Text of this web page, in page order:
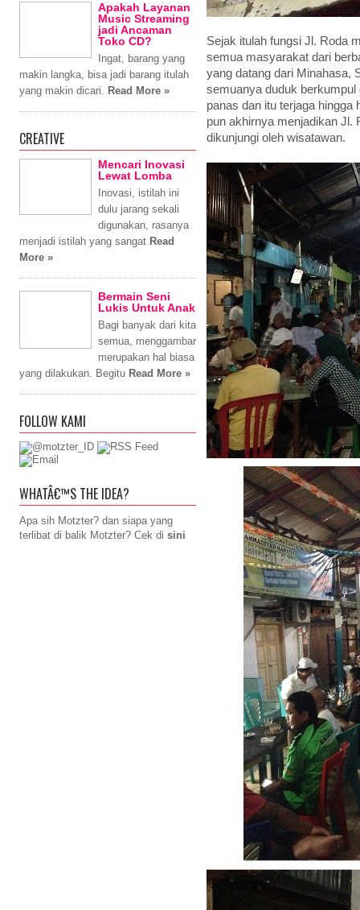
Sejak itulah fungsi Jl. Roda
semua masyarakat dari
yang datang dari Minahasa,
semuanya duduk berkumpul
panas dan itu terjaga hingga
pun akhirnya menjadikan Jl.
dikunjungi oleh wisatawan.
Apakah Layanan
Music Streaming
jadi Ancaman
Toko CD?
Ingat, barang yang
makin langka, bisa jadi barang itulah
yang makin dicari. Read More »
CREATIVE
Mencari Inovasi
Lewat Lomba
Inovasi, istilah ini
dulu jarang sekali
digunakan, rasanya
menjadi istilah yang sangat Read
More »
Bermain Seni
Lukis Untuk Anak
Bagi banyak dari kita
semua, menggambar
merupakan hal biasa
yang dilakukan. Begitu Read More »
FOLLOW KAMI
WHATÂ€™S THE IDEA?
Apa sih Motzter? dan siapa yang
terlibat di balik Motzter? Cek di sini